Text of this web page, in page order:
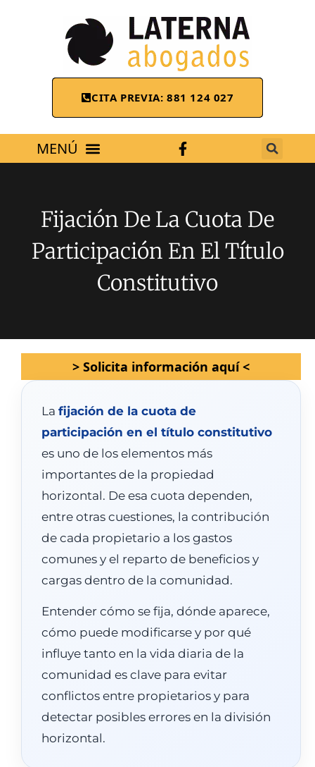
CITA PREVIA: 881 124 027
Fijación De La Cuota De
Participación En El Título
Constitutivo
> Solicita información aquí <
La fijación de la cuota de
participación en el título constitutivo
es uno de los elementos más
importantes de la propiedad
horizontal. De esa cuota dependen,
entre otras cuestiones, la contribución
de cada propietario a los gastos
comunes y el reparto de beneficios y
cargas dentro de la comunidad.
Entender cómo se fija, dónde aparece,
cómo puede modificarse y por qué
influye tanto en la vida diaria de la
comunidad es clave para evitar
conflictos entre propietarios y para
detectar posibles errores en la división
horizontal.